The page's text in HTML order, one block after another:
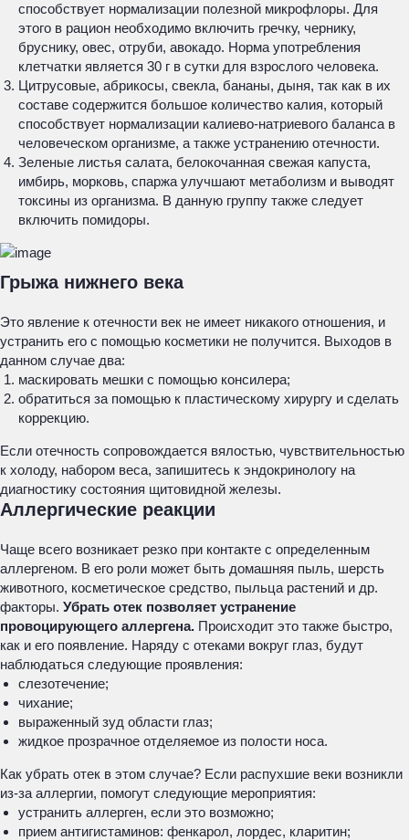
способствует нормализации полезной микрофлоры. Для
этого в рацион необходимо включить гречку, чернику,
бруснику, овес, отруби, авокадо. Норма употребления
клетчатки является 30 г в сутки для взрослого человека.
Цитрусовые, абрикосы, свекла, бананы, дыня, так как в их
составе содержится большое количество калия, который
способствует нормализации калиево-натриевого баланса в
человеческом организме, а также устранению отечности.
Зеленые листья салата, белокочанная свежая капуста,
имбирь, морковь, спаржа улучшают метаболизм и выводят
токсины из организма. В данную группу также следует
включить помидоры.
Грыжа нижнего века
Это явление к отечности век не имеет никакого отношения, и
устранить его с помощью косметики не получится. Выходов в
данном случае два:
маскировать мешки с помощью консилера;
обратиться за помощью к пластическому хирургу и сделать
коррекцию.
Если отечность сопровождается вялостью, чувствительностью
к холоду, набором веса, запишитесь к эндокринологу на
диагностику состояния щитовидной железы.
Аллергические реакции
Чаще всего возникает резко при контакте с определенным
аллергеном. В его роли может быть домашняя пыль, шерсть
животного, косметическое средство, пыльца растений и др.
факторы. Убрать отек позволяет устранение
провоцирующего аллергена. Происходит это также быстро,
как и его появление. Наряду с отеками вокруг глаз, будут
наблюдаться следующие проявления:
слезотечение;
чихание;
выраженный зуд области глаз;
жидкое прозрачное отделяемое из полости носа.
Как убрать отек в этом случае? Если распухшие веки возникли
из-за аллергии, помогут следующие мероприятия:
устранить аллерген, если это возможно;
прием антигистаминов: фенкарол, лордес, кларитин;